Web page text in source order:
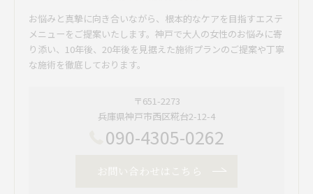
お悩みと真摯に向き合いながら、根本的なケアを目指すエステ
メニューをご提案いたします。神戸で大人の女性のお悩みに寄
り添い、10年後、20年後を見据えた施術プランのご提案や丁寧
な施術を徹底しております。
〒651-2273
兵庫県神戸市西区糀台2-12-4
090-4305-0262
お問い合わせはこちら